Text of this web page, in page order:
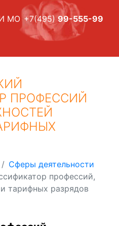
МО +7(495) 99-555-99
ПРОФЕССИЙ
Сферы деятельности
профессий,
тарифных разрядов